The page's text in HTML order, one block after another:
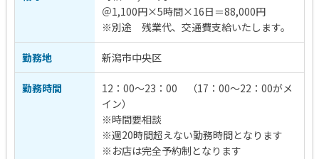
＠1,100円×5時間×16日＝88,000円
※別途 残業代、交通費支給いたします。
勤務地 新潟市中央区
勤務時間
12：00～23：00 （17：00～22：00がメ
イン）
※時間要相談
※週20時間超えない勤務時間となります
※お店は完全予約制となります